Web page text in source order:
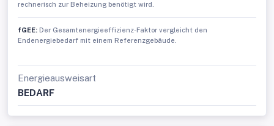
rechnerisch zur Beheizung benötigt wird.
fGEE: Der Gesamtenergieeffizienz-Faktor vergleicht den
Endenergiebedarf mit einem Referenzgebäude.
Energieausweisart
BEDARF